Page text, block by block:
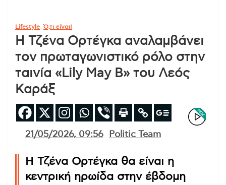
Lifestyle Ό,τι είναι!
Η Τζένα Ορτέγκα αναλαμβάνει
τον πρωταγωνιστικό ρόλο στην
ταινία «Lily May B» του Λεός
Καράξ
21/05/2026, 09:56 Politic Team
Η Τζένα Ορτέγκα θα είναι η
κεντρική ηρωίδα στην έβδομη